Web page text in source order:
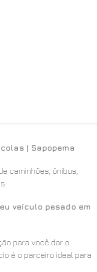
| Sapopema
caminhões, ônibus,
veículo pesado em
para você dar o
é o parceiro ideal para